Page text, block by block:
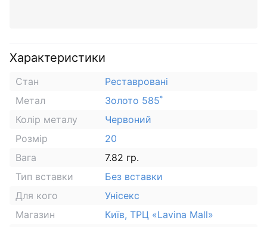
Характеристики
Стан
Реставровані
Метал
Золото 585˚
Колір металу
Червоний
Розмір
20
Вага
7.82 гр.
Тип вставки
Без вставки
Для кого
Унісекс
Магазин
Київ, ТРЦ «Lavina Mall»